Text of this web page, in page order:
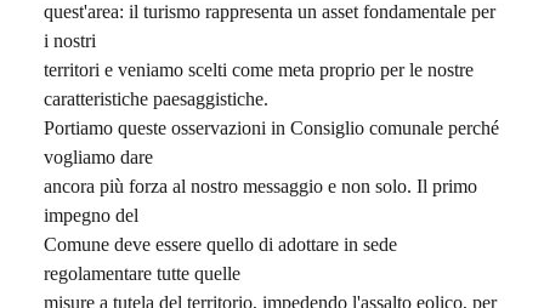
quest'area: il turismo rappresenta un asset fondamentale per
i nostri
territori e veniamo scelti come meta proprio per le nostre
caratteristiche paesaggistiche.
Portiamo queste osservazioni in Consiglio comunale perché
vogliamo dare
ancora più forza al nostro messaggio e non solo. Il primo
impegno del
Comune deve essere quello di adottare in sede
regolamentare tutte quelle
misure a tutela del territorio, impedendo l'assalto eolico, per